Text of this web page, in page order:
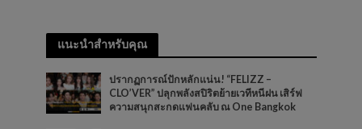
แนะนำสำหรับคุณ
ปรากฏการณ์ปักหลักแน่น! “FELIZZ –
CLO’VER” ปลุกพลังสปิริตย้ายเวทีหนีฝน เสิร์ฟ
ความสนุกสะกดแฟนคลับ ณ One Bangkok